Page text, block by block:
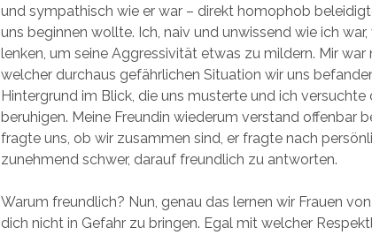
und sympathisch wie er war – direkt homophob
uns beginnen wollte. Ich, naiv und unwissend wie ich
lenken, um seine Aggressivität etwas zu mildern. Mir
welcher durchaus gefährlichen Situation wir uns
Hintergrund im Blick, die uns musterte und ich
beruhigen. Meine Freundin wiederum verstand offenbar
fragte uns, ob wir zusammen sind, er fragte nach
zunehmend schwer, darauf freundlich zu antworten.
Warum freundlich? Nun, genau das lernen wir Frauen
dich nicht in Gefahr zu bringen. Egal mit welcher